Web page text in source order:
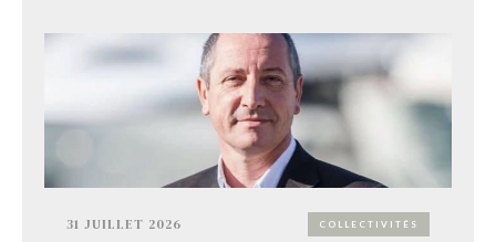
31 JUILLET 2026 COLLECTIVITÉS